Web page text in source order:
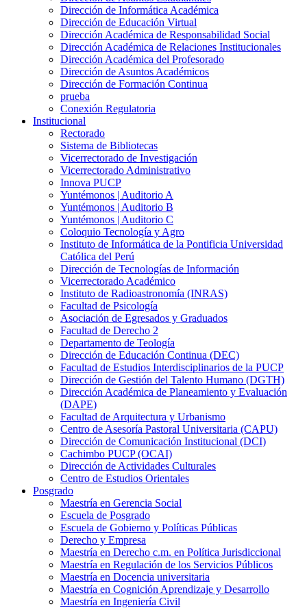
Dirección de Informática Académica
Dirección de Educación Virtual
Dirección Académica de Responsabilidad Social
Dirección Académica de Relaciones Institucionales
Dirección Académica del Profesorado
Dirección de Asuntos Académicos
Dirección de Formación Continua
prueba
Conexión Regulatoria
Institucional
Rectorado
Sistema de Bibliotecas
Vicerrectorado de Investigación
Vicerrectorado Administrativo
Innova PUCP
Yuntémonos | Auditorio A
Yuntémonos | Auditorio B
Yuntémonos | Auditorio C
Coloquio Tecnología y Agro
Instituto de Informática de la Pontificia Universidad
Católica del Perú
Dirección de Tecnologías de Información
Vicerrectorado Académico
Instituto de Radioastronomía (INRAS)
Facultad de Psicología
Asociación de Egresados y Graduados
Facultad de Derecho 2
Departamento de Teología
Dirección de Educación Continua (DEC)
Facultad de Estudios Interdisciplinarios de la PUCP
Dirección de Gestión del Talento Humano (DGTH)
Dirección Académica de Planeamiento y Evaluación
(DAPE)
Facultad de Arquitectura y Urbanismo
Centro de Asesoría Pastoral Universitaria (CAPU)
Dirección de Comunicación Institucional (DCI)
Cachimbo PUCP (OCAI)
Dirección de Actividades Culturales
Centro de Estudios Orientales
Posgrado
Maestría en Gerencia Social
Escuela de Posgrado
Escuela de Gobierno y Políticas Públicas
Derecho y Empresa
Maestría en Derecho c.m. en Política Jurisdiccional
Maestría en Regulación de los Servicios Públicos
Maestría en Docencia universitaria
Maestría en Cognición Aprendizaje y Desarrollo
Maestría en Ingeniería Civil